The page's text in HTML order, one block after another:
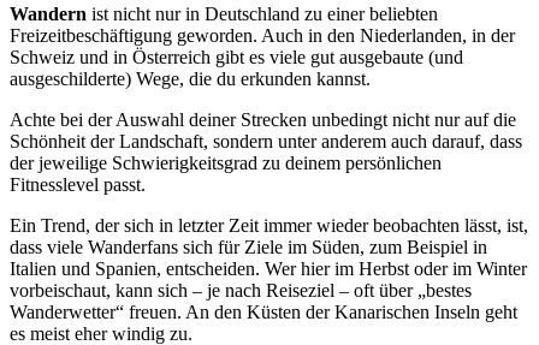
Wandern ist nicht nur in Deutschland zu einer beliebten
Freizeitbeschäftigung geworden. Auch in den Niederlanden, in der
Schweiz und in Österreich gibt es viele gut ausgebaute (und
ausgeschilderte) Wege, die du erkunden kannst.
Achte bei der Auswahl deiner Strecken unbedingt nicht nur auf die
Schönheit der Landschaft, sondern unter anderem auch darauf, dass
der jeweilige Schwierigkeitsgrad zu deinem persönlichen
Fitnesslevel passt.
Ein Trend, der sich in letzter Zeit immer wieder beobachten lässt, ist,
dass viele Wanderfans sich für Ziele im Süden, zum Beispiel in
Italien und Spanien, entscheiden. Wer hier im Herbst oder im Winter
vorbeischaut, kann sich – je nach Reiseziel – oft über „bestes
Wanderwetter“ freuen. An den Küsten der Kanarischen Inseln geht
es meist eher windig zu.